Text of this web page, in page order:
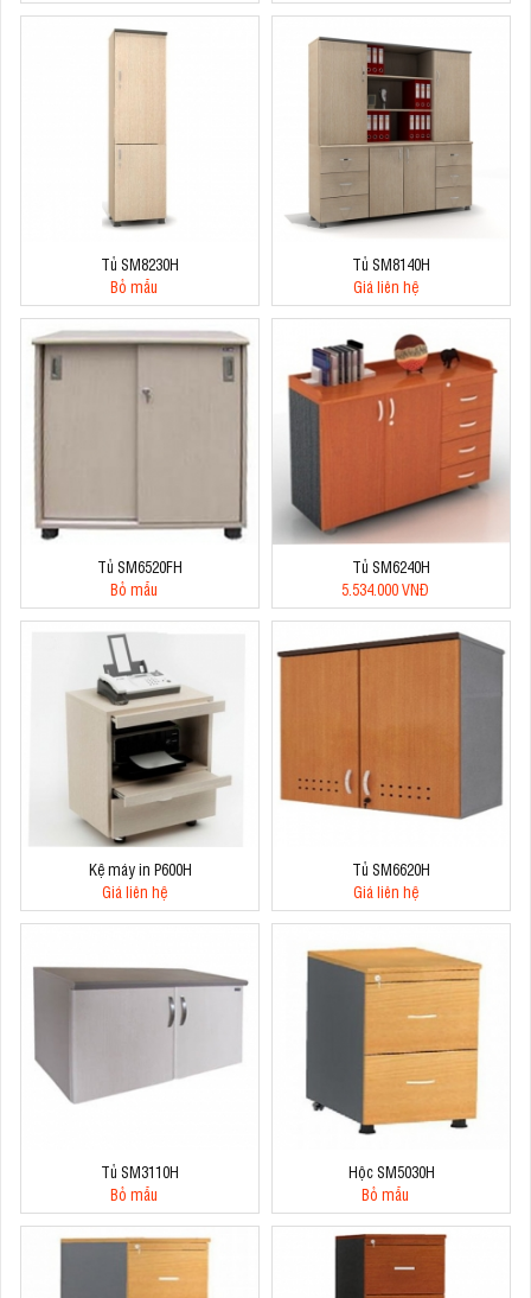
Tủ SM8230H
Bỏ mẫu
Tủ SM8140H
Giá liên hệ
Tủ SM6520FH
Bỏ mẫu
Tủ SM6240H
5.534.000 VNĐ
Kệ máy in P600H
Giá liên hệ
Tủ SM6620H
Giá liên hệ
Tủ SM3110H
Bỏ mẫu
Hộc SM5030H
Bỏ mẫu